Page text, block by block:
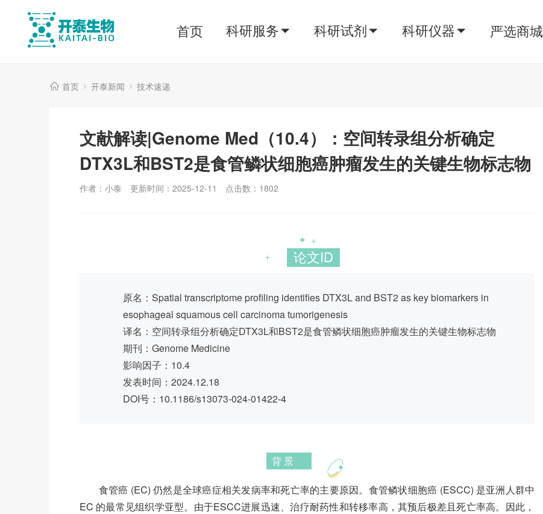
首页 科研服务 科研试剂 科研仪器 严选商城
首页 开泰新闻 技术速递
文献解读|Genome Med（10.4）：空间转录组分析确定
DTX3L和BST2是食管鳞状细胞癌肿瘤发生的关键生物标志物
作者：小泰 更新时间：2025-12-11 点击数： 1802
✦ +
+ 论文ID
原名：Spatial transcriptome profiling identifies DTX3L and BST2 as key biomarkers in
esophageal squamous cell carcinoma tumorigenesis
译名：空间转录组分析确定DTX3L和BST2是食管鳞状细胞癌肿瘤发生的关键生物标志物
期刊：Genome Medicine
影响因子：10.4
发表时间：2024.12.18
DOI号：10.1186/s13073-024-01422-4
背 景
食管癌 (EC) 仍然是全球癌症相关发病率和死亡率的主要原因。食管鳞状细胞癌 (ESCC) 是亚洲人群中
EC 的最常见组织学亚型。由于ESCC进展迅速、治疗耐药性和转移率高，其预后极差且死亡率高。因此，